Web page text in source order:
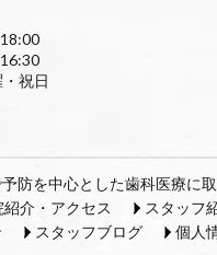
祝日
防を中心とした歯科医療に
紹介・アクセス スタッフ
スタッフブログ 個人